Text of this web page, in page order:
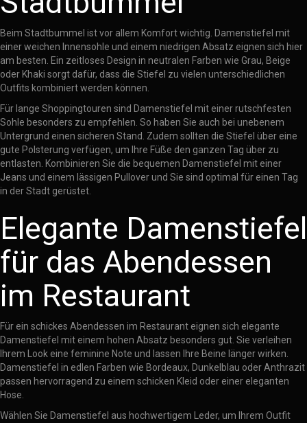
Beim Stadtbummel ist vor allem Komfort wichtig. Damenstiefel mit
einer weichen Innensohle und einem niedrigen Absatz eignen sich hier
am besten. Ein zeitloses Design in neutralen Farben wie Grau, Beige
oder Khaki sorgt dafür, dass die Stiefel zu vielen unterschiedlichen
Outfits kombiniert werden können.
Für lange Shoppingtouren sind Damenstiefel mit einer rutschfesten
Sohle besonders zu empfehlen. So haben Sie auch bei unebenem
Untergrund einen sicheren Stand. Zudem sollten die Stiefel über eine
gute Polsterung verfügen, um Ihre Füße den ganzen Tag über zu
entlasten. Kombinieren Sie die bequemen Damenstiefel mit einer
Jeans und einem lässigen Pullover und Sie sind optimal für einen Tag
in der Stadt gerüstet.
Elegante Damenstiefel
für das Abendessen
im Restaurant
Für ein schickes Abendessen im Restaurant eignen sich elegante
Damenstiefel mit einem hohen Absatz besonders gut. Sie verleihen
Ihrem Look eine feminine Note und lassen Ihre Beine länger wirken.
Damenstiefel in edlen Farben wie Bordeaux, Dunkelblau oder Anthrazit
passen hervorragend zu einem schicken Kleid oder einer eleganten
Hose.
Wählen Sie Damenstiefel aus hochwertigem Leder, um Ihrem Outfit